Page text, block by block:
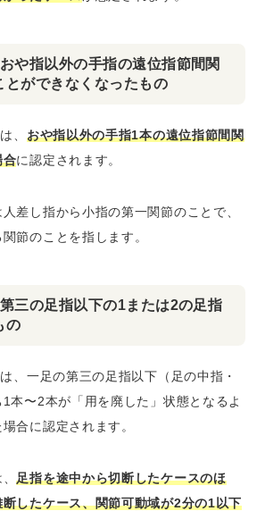
や指以外の手指の遠位指節間関
とができなくなったもの
、 おや指以外の手指1本の遠位指節間関
合に認定されます。
差し指から小指の第一関節のことで、
節のことを指します。
第三の足指以下の1または2の足指
の
、一足の第三の足指以下（足の中指・
本〜2本が「用を廃した」状態となるよ
合に認定されます。
、足指を途中から切断したケースのほ
したケース、関節可動域が2分の1以下